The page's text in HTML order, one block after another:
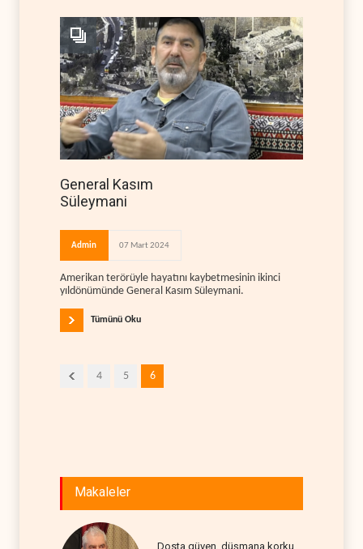
General Kasım
Süleymani
Admin 07 Mart 2024
Amerikan terörüyle hayatını kaybetmesinin ikinci
yıldönümünde General Kasım Süleymani.
Tümünü Oku
4 5 6
Makaleler
Dosta güven, düşmana korku